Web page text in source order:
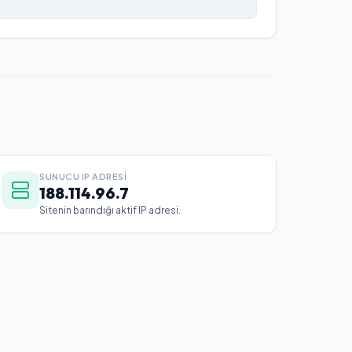
SUNUCU IP ADRESI
188.114.96.7
Sitenin barındığı aktif IP adresi.